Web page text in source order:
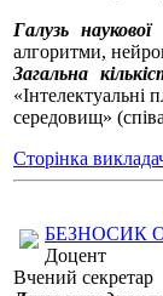
Галузь наукової
алгоритми,
Загальна
«Інтелектуальні
середовищ»
Сторінка
БЕЗНОСИК
Доцент
Вчений секретар